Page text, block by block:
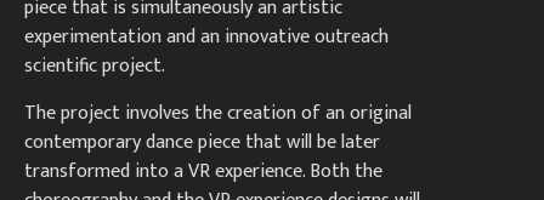
piece that is simultaneously an artistic
experimentation and an innovative outreach
scientific project.
The project involves the creation of an original
contemporary dance piece that will be later
transformed into a VR experience. Both the